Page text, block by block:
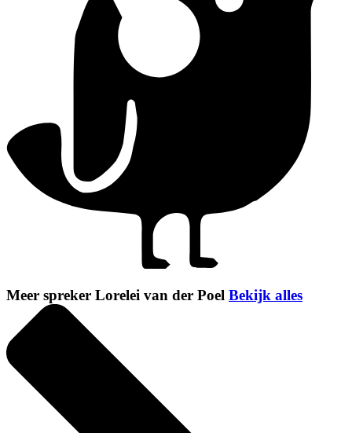
Meer spreker Lorelei van der Poel Bekijk alles